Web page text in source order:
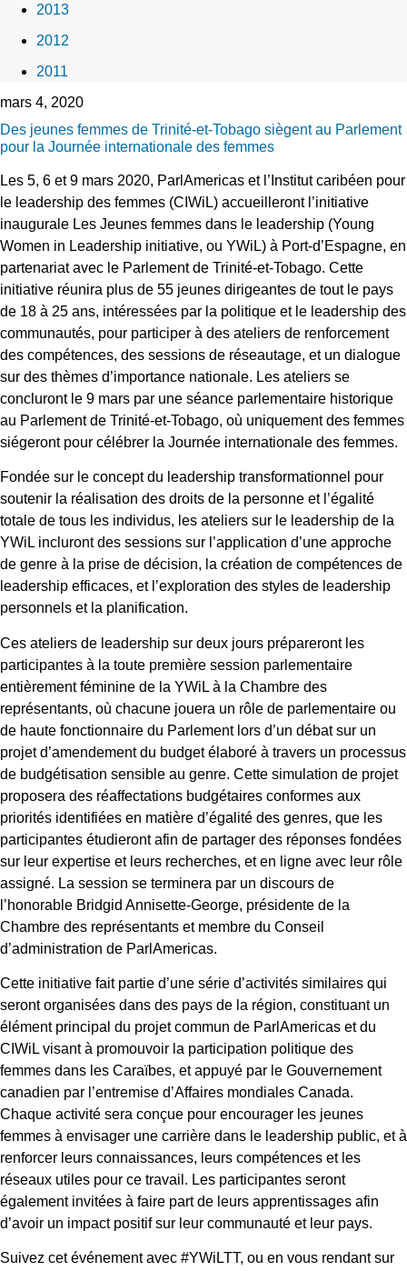
2013
2012
2011
mars 4, 2020
Des jeunes femmes de Trinité-et-Tobago siègent au Parlement
pour la Journée internationale des femmes
Les 5, 6 et 9 mars 2020, ParlAmericas et l’Institut caribéen pour
le leadership des femmes (CIWiL) accueilleront l’initiative
inaugurale Les Jeunes femmes dans le leadership (Young
Women in Leadership initiative, ou YWiL) à Port-d’Espagne, en
partenariat avec le Parlement de Trinité-et-Tobago. Cette
initiative réunira plus de 55 jeunes dirigeantes de tout le pays
de 18 à 25 ans, intéressées par la politique et le leadership des
communautés, pour participer à des ateliers de renforcement
des compétences, des sessions de réseautage, et un dialogue
sur des thèmes d’importance nationale. Les ateliers se
concluront le 9 mars par une séance parlementaire historique
au Parlement de Trinité-et-Tobago, où uniquement des femmes
siégeront pour célébrer la Journée internationale des femmes.
Fondée sur le concept du leadership transformationnel pour
soutenir la réalisation des droits de la personne et l’égalité
totale de tous les individus, les ateliers sur le leadership de la
YWiL incluront des sessions sur l’application d’une approche
de genre à la prise de décision, la création de compétences de
leadership efficaces, et l’exploration des styles de leadership
personnels et la planification.
Ces ateliers de leadership sur deux jours prépareront les
participantes à la toute première session parlementaire
entièrement féminine de la YWiL à la Chambre des
représentants, où chacune jouera un rôle de parlementaire ou
de haute fonctionnaire du Parlement lors d’un débat sur un
projet d’amendement du budget élaboré à travers un processus
de budgétisation sensible au genre. Cette simulation de projet
proposera des réaffectations budgétaires conformes aux
priorités identifiées en matière d’égalité des genres, que les
participantes étudieront afin de partager des réponses fondées
sur leur expertise et leurs recherches, et en ligne avec leur rôle
assigné. La session se terminera par un discours de
l’honorable Bridgid Annisette-George, présidente de la
Chambre des représentants et membre du Conseil
d’administration de ParlAmericas.
Cette initiative fait partie d’une série d’activités similaires qui
seront organisées dans des pays de la région, constituant un
élément principal du projet commun de ParlAmericas et du
CIWiL visant à promouvoir la participation politique des
femmes dans les Caraïbes, et appuyé par le Gouvernement
canadien par l’entremise d’Affaires mondiales Canada.
Chaque activité sera conçue pour encourager les jeunes
femmes à envisager une carrière dans le leadership public, et à
renforcer leurs connaissances, leurs compétences et les
réseaux utiles pour ce travail. Les participantes seront
également invitées à faire part de leurs apprentissages afin
d’avoir un impact positif sur leur communauté et leur pays.
Suivez cet événement avec #YWiLTT, ou en vous rendant sur